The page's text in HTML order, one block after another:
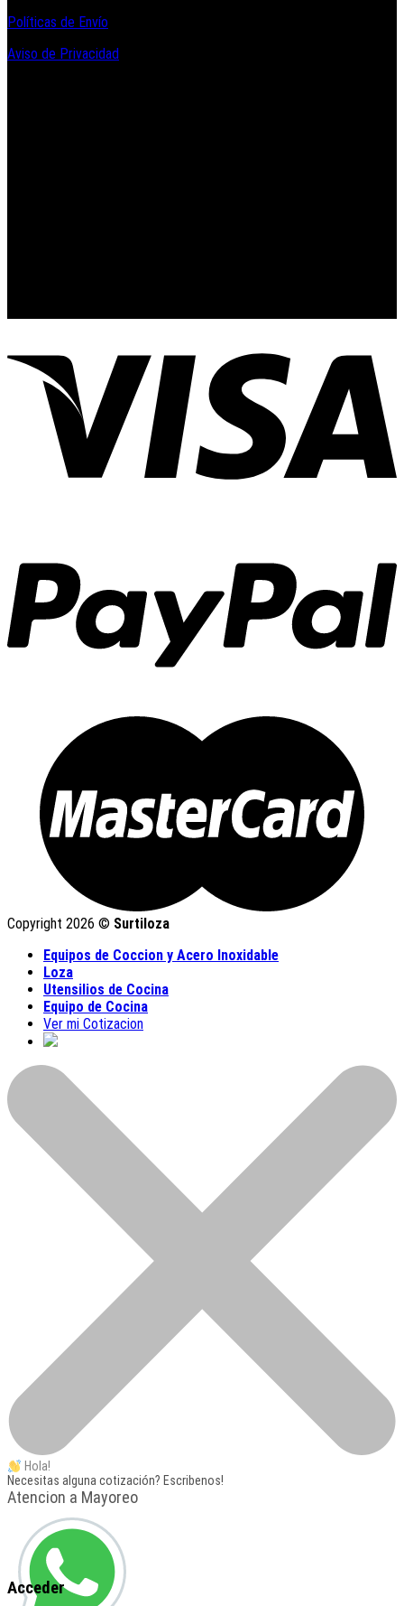
Políticas de Envío
Aviso de Privacidad
Copyright 2026 © Surtiloza
Equipos de Coccion y Acero Inoxidable
Loza
Utensilios de Cocina
Equipo de Cocina
Ver mi Cotizacion
Hola!
Necesitas alguna cotización? Escribenos!
Atencion a Mayoreo
Acceder